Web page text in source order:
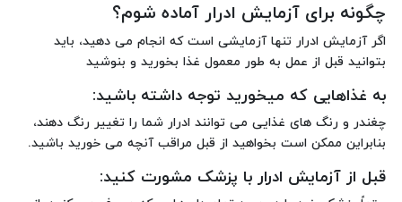
چگونه برای آزمایش ادرار آماده شوم؟
اگر آزمایش ادرار تنها آزمایشی است که انجام می دهید، باید
بتوانید قبل از عمل به طور معمول غذا بخورید و بنوشید
به غذاهایی که میخورید توجه داشته باشید:
چغندر و رنگ های غذایی می توانند ادرار شما را تغییر رنگ دهند،
بنابراین ممکن است بخواهید از قبل مراقب آنچه می خورید باشید.
قبل از آزمایش ادرار با پزشک مشورت کنید: